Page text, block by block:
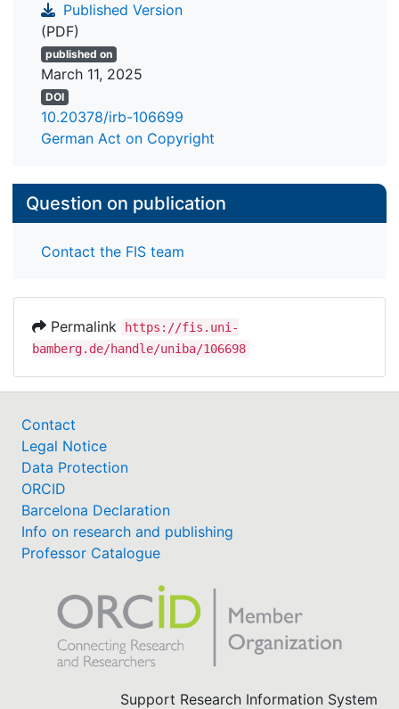
Published Version
(PDF)
published on
March 11, 2025
DOI
10.20378/irb-106699
German Act on Copyright
Question on publication
Contact the FIS team
Permalink
https://fis.uni-
bamberg.de/handle/uniba/106698
Contact
Legal Notice
Data Protection
ORCID
Barcelona Declaration
Info on research and publishing
Professor Catalogue
Support Research Information System